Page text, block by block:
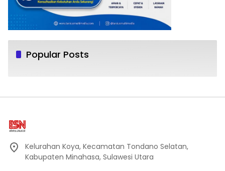
Popular Posts
Kelurahan Koya, Kecamatan Tondano Selatan,
Kabupaten Minahasa, Sulawesi Utara